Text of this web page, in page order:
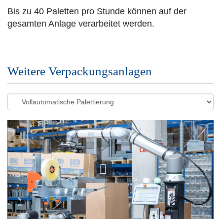
Bis zu 40 Paletten pro Stunde können auf der
gesamten Anlage verarbeitet werden.
Weitere Verpackungsanlagen